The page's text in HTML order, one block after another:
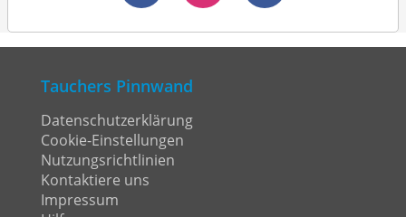
Tauchers Pinnwand
Datenschutzerklärung
Cookie-Einstellungen
Nutzungsrichtlinien
Kontaktiere uns
Impressum